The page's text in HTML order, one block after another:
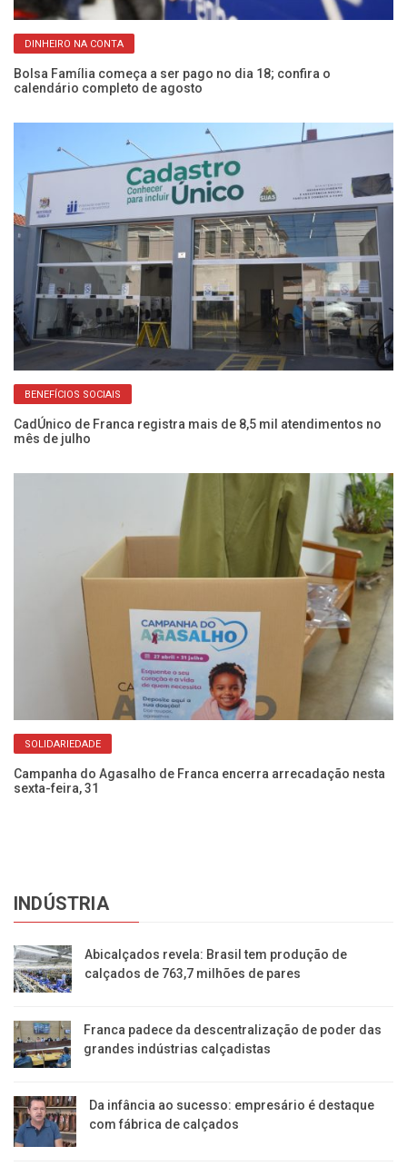
DINHEIRO NA CONTA
Bolsa Família começa a ser pago no dia 18; confira o
calendário completo de agosto
BENEFÍCIOS SOCIAIS
CadÚnico de Franca registra mais de 8,5 mil atendimentos no
mês de julho
SOLIDARIEDADE
Campanha do Agasalho de Franca encerra arrecadação nesta
sexta-feira, 31
INDÚSTRIA
Abicalçados revela: Brasil tem produção de
calçados de 763,7 milhões de pares
Franca padece da descentralização de poder das
grandes indústrias calçadistas
Da infância ao sucesso: empresário é destaque
com fábrica de calçados